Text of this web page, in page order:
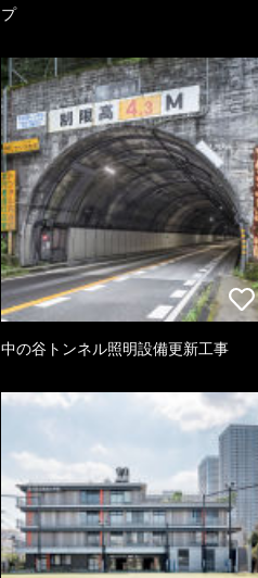
プ
中の谷トンネル照明設備更新工事